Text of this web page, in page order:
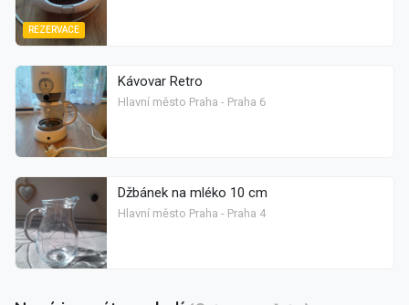
REZERVACE
Kávovar Retro
Hlavní město Praha - Praha 6
Džbánek na mléko 10 cm
Hlavní město Praha - Praha 4